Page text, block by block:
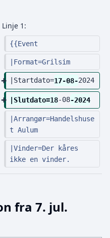
g
r
e
d
e
s
Linje 1:
{{Event
|Format=Grilsim
|Startdato=17-08-2024
|Slutdato=18-08-2024
|Arrangør=Handelshuse
t Aulum
|Vinder=Der kåres
ikke en vinder.
fra 7. jul.